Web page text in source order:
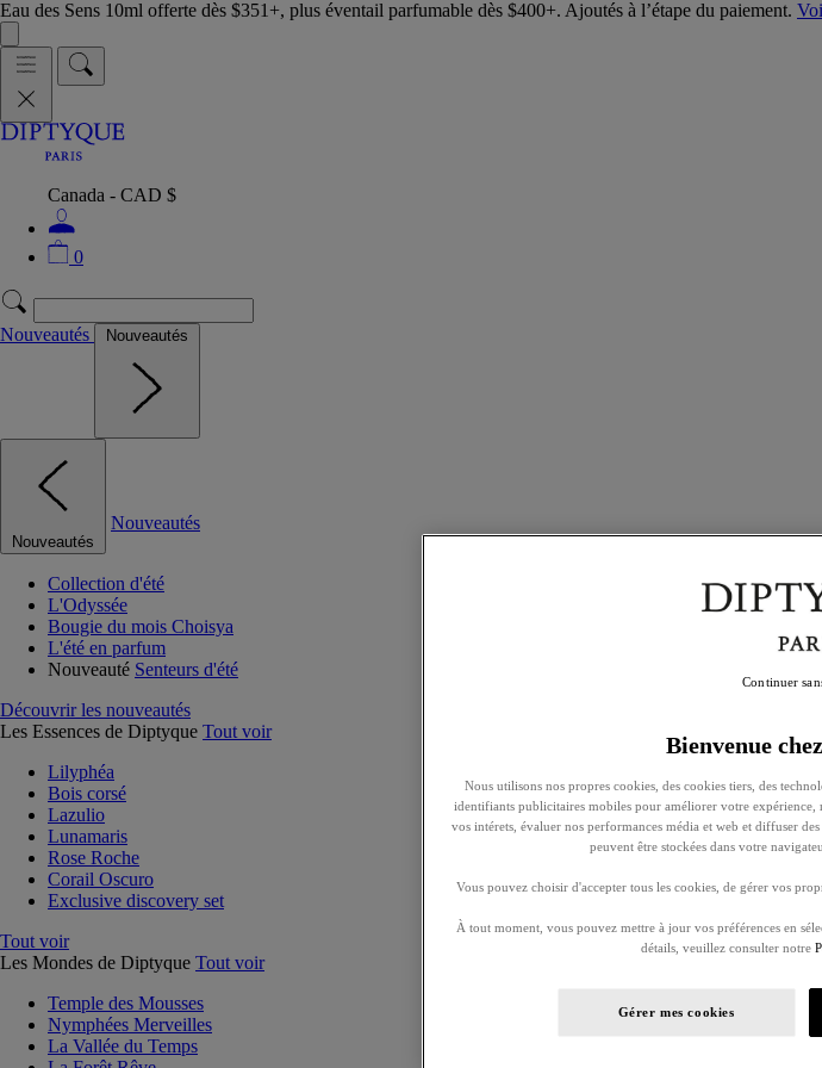
Eau des Sens 10ml offerte dès $351+, plus éventail parfumable dès $400+. Ajoutés à l’étape du paiement.
Canada - CAD $
0
Nouveautés Nouveautés
Nouveautés
Nouveautés
Collection d'été
L'Odyssée
Bougie du mois Choisya
L'été en parfum
Nouveauté Senteurs d'été
Découvrir les nouveautés
Les Essences de Diptyque Tout voir
Lilyphéa
Bois corsé
Lazulio
Lunamaris
Rose Roche
Corail Oscuro
Exclusive discovery set
Tout voir
Les Mondes de Diptyque Tout voir
Temple des Mousses
Nymphées Merveilles
La Vallée du Temps
Bienvenue
Nous utilisons nos propres cookies, des cookies tiers, des
identifiants publicitaires mobiles pour améliorer votre expérience,
vos intérets, évaluer nos performances média et web et diffuser
peuvent être stockées dans votre
Vous pouvez choisir d'accepter tous les cookies, de gérer vos
À tout moment, vous pouvez mettre à jour vos préférences en
détails, veuillez consulter notre
Gérer mes cookies
Continuer